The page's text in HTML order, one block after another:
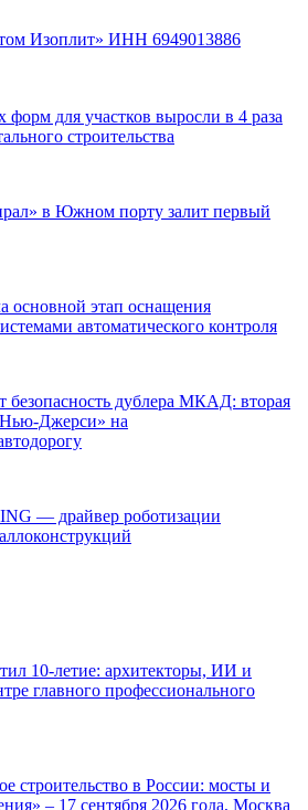
для участков выросли в 4 раза
строительства
в Южном порту залит первый
основной этап оснащения
автоматического контроля
дублера МКАД: вторая
на
— драйвер роботизации
10-летие: архитекторы, ИИ и
главного профессионального
строительство в России: мосты и
– 17 сентября 2026 года, Москва